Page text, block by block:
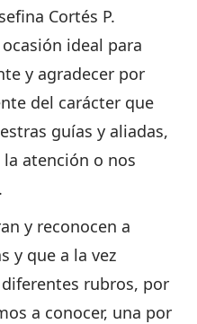
Cortés P.
ideal para
y agradecer por
del carácter que
guías y aliadas,
atención o nos
y reconocen a
y que a la vez
rubros, por
a conocer, una por